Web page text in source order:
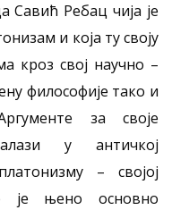
Савић Ребац чија је
и која ту своју
кроз свој научно –
философије тако и
за своје
у античкој
– својој
је њено основно